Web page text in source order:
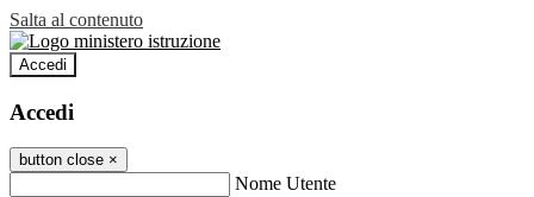
Salta al contenuto
Accedi
Accedi
button close ×
Nome Utente